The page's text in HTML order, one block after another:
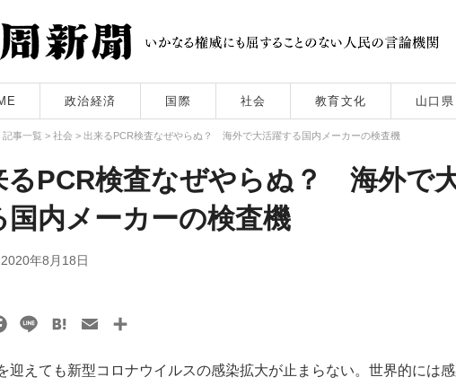
政治経済 国際 社会 教育文化 山口県
記事一覧 > 社会 > 出来るPCR検査なぜやらぬ？ 海外で大活躍する国内メーカーの検査機
るPCR検査なぜやらぬ？ 海外で
国内メーカーの検査機
2020年8月18日
Facebook
Line HatenaEmail
迎えても新型コロナウイルスの感染拡大が止まらない。世界的には